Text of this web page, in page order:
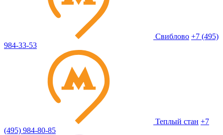
Свиблово +7 (495)
984-33-53
Теплый стан +7
(495) 984-80-85